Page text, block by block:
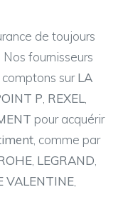
de toujours
! Nos fournisseurs
surLA
P, REXEL,
pour acquérir
, comme par
, LEGRAND,
VALENTINE,